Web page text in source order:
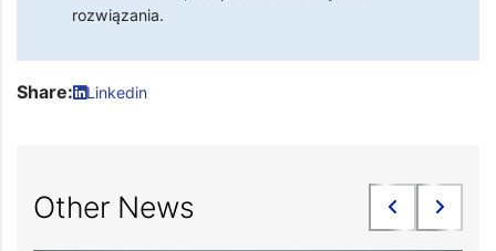
rozwiązania.
Share: Linkedin
Other News